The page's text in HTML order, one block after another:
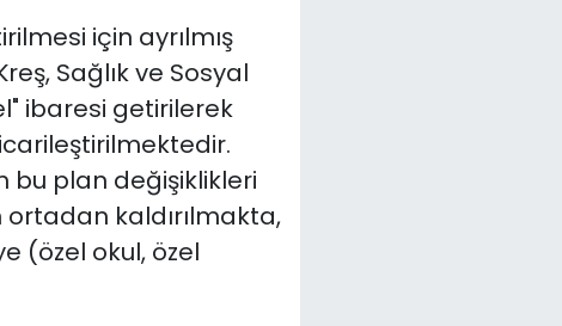
için ayrılmış
Sağlık ve Sosyal
ibaresi getirilerek
bu plan değişiklikleri
kaldırılmakta,
(özel okul, özel